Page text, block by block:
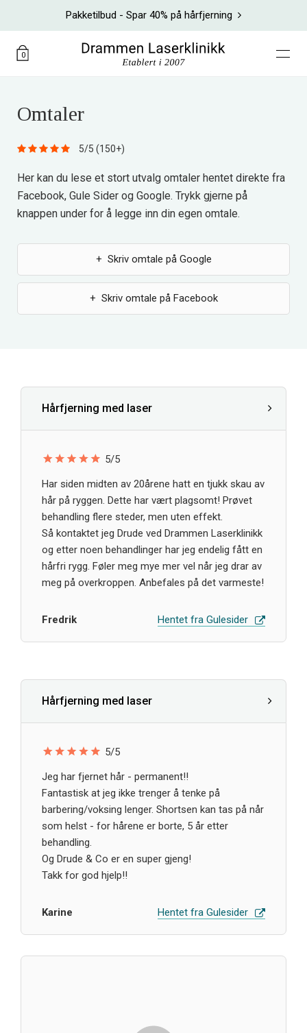
Pakketilbud - Spar 40% på hårfjerning
0
Omtaler
5/5 (150+)
Her kan du lese et stort utvalg omtaler hentet direkte fra
Facebook, Gule Sider og Google. Trykk gjerne på
knappen under for å legge inn din egen omtale.
+ Skriv omtale på Google
+ Skriv omtale på Facebook
Hårfjerning med laser
5/5
Har siden midten av 20årene hatt en tjukk skau av
hår på ryggen. Dette har vært plagsomt! Prøvet
behandling flere steder, men uten effekt.
Så kontaktet jeg Drude ved Drammen Laserklinikk
og etter noen behandlinger har jeg endelig fått en
hårfri rygg. Føler meg mye mer vel når jeg drar av
meg på overkroppen. Anbefales på det varmeste!
Fredrik Hentet fra Gulesider
Hårfjerning med laser
5/5
Jeg har fjernet hår - permanent!!
Fantastisk at jeg ikke trenger å tenke på
barbering/voksing lenger. Shortsen kan tas på når
som helst - for hårene er borte, 5 år etter
behandling.
Og Drude & Co er en super gjeng!
Takk for god hjelp!!
Karine Hentet fra Gulesider